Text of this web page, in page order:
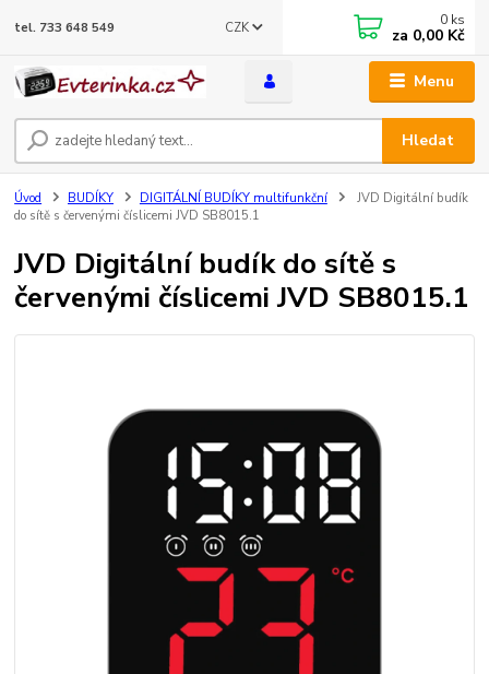
Menu
CZK
Hledat
tel. 733 648 549 0 ks
za 0,00 Kč
Úvod BUDÍKY DIGITÁLNÍ BUDÍKY multifunkční
JVD Digitální budík
do sítě s červenými číslicemi JVD SB8015.1
JVD Digitální budík do sítě s
červenými číslicemi JVD SB8015.1